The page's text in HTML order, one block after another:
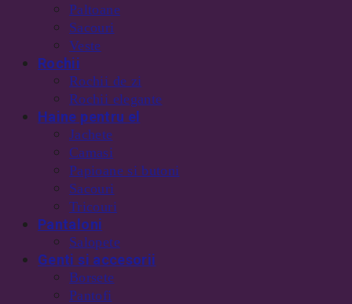
Paltoane
Sacouri
Veste
Rochii
Rochii de zi
Rochii elegante
Haine pentru el
Jachete
Camasi
Papioane si butoni
Sacouri
Tricouri
Pantaloni
Salopete
Genti si accesorii
Borsete
Pantofi